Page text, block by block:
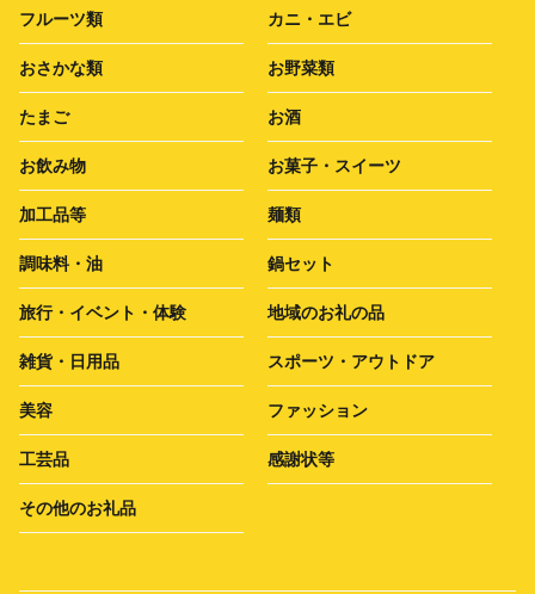
フルーツ類 カニ・エビ
おさかな類 お野菜類
たまご お酒
お飲み物 お菓子・スイーツ
加工品等 麺類
調味料・油 鍋セット
旅行・イベント・体験 地域のお礼の品
雑貨・日用品 スポーツ・アウトドア
美容 ファッション
工芸品 感謝状等
その他のお礼品